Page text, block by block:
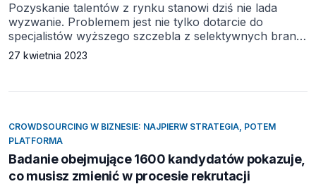
Pozyskanie talentów z rynku stanowi dziś nie lada
wyzwanie. Problemem jest nie tylko dotarcie do
specjalistów wyższego szczebla z selektywnych branż,
ale również do kandydatów posiadających konkretny
przedsiębiorstwa w Polsce w zakresie pracy
rekrutacji stałych, a także optymalizacji procesów
i kosztów zatrudnienia. Wychodzimy z założenia, że
27 kwietnia 2023
CROWDSOURCING W BIZNESIE: NAJPIERW STRATEGIA, POTEM
PLATFORMA
Badanie obejmujące 1600 kandydatów pokazuje,
co musisz zmienić w procesie rekrutacji